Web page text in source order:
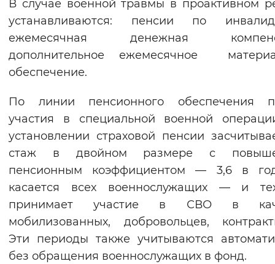
В случае военной травмы в проактивном
устанавливаются: пенсии по
ежемесячная денежная
дополнительное ежемесячное
обеспечение.
По линии пенсионного обеспечения
участия в специальной военной
установлении страховой пенсии
стаж в двойном размере с
пенсионным коэффициентом — 3,6 в
касается всех военнослужащих — и
принимает участие в СВО в
мобилизованных, добровольцев,
Эти периоды также учитываются
без обращения военнослужащих в фонд.